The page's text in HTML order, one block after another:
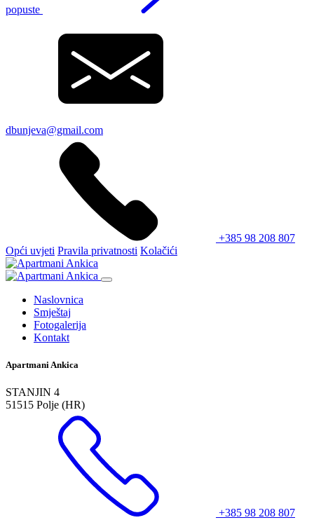
popuste
dbunjeva@gmail.com
+385 98 208 807
Opći uvjeti Pravila privatnosti Kolačići
Naslovnica
Smještaj
Fotogalerija
Kontakt
Apartmani Ankica
STANJIN 4
51515 Polje (HR)
+385 98 208 807